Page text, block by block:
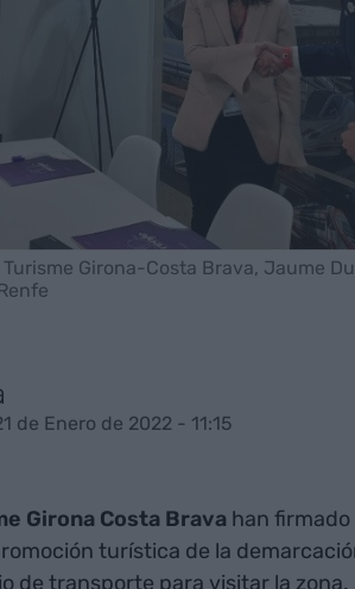
Girona-Costa Brava, Jaume
de Enero de 2022 - 11:15
Girona Costa Brava han
turística de la
de transporte para visitar la zona.